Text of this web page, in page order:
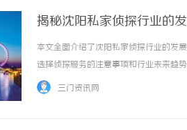
揭秘沈阳私家侦探行业的
本文全面介绍了沈阳私家侦探行业的发
选择侦探服务的注意事项和行业未来趋
三门资讯网
武汉配眼镜 上海配眼镜